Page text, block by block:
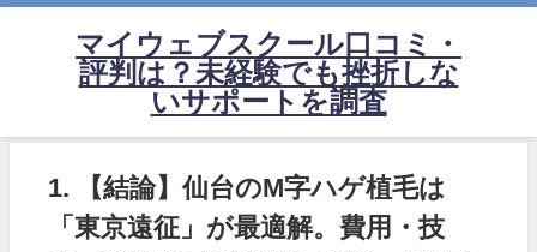
マイウェブスクール口コミ・
評判は？未経験でも挫折しな
いサポートを調査
1. 【結論】仙台のM字ハゲ植毛は
「東京遠征」が最適解。費用・技